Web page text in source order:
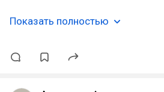
Показать полностью